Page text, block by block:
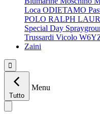
Loca ODIETAMO
POLO RALPH
Special Day
Trussardi Vicolo
Zaini

Tutto
Menu